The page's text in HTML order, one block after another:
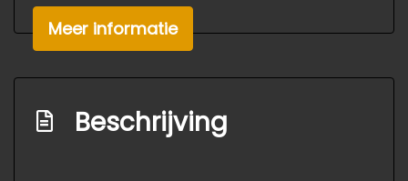
Exterieur
verwarmbaar
Meer informatie
Beschrijving